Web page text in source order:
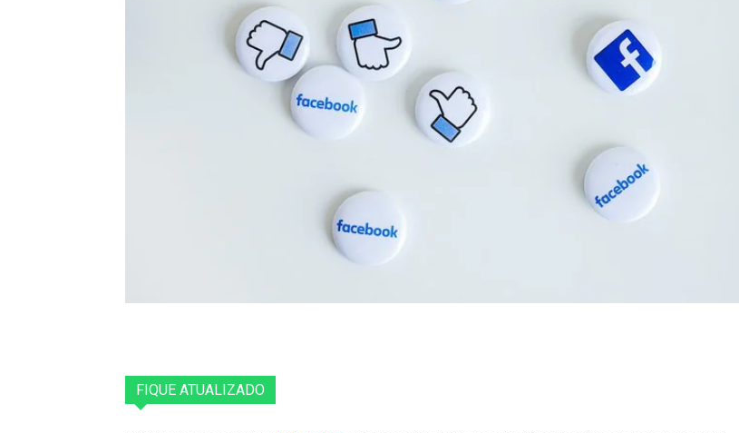
FIQUE ATUALIZADO